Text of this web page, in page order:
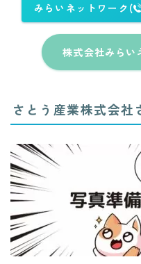
みらいネットワーク(
株式会社みらい
さとう産業株式会社